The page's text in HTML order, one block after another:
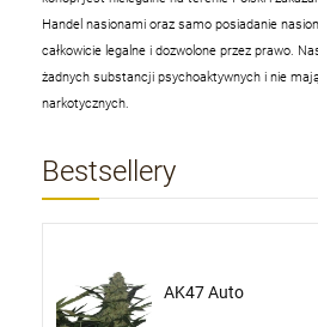
Handel nasionami oraz samo posiadanie
całkowicie legalne i dozwolone przez prawo.
żadnych substancji psychoaktywnych i nie
narkotycznych.
Bestsellery
AK47 Auto